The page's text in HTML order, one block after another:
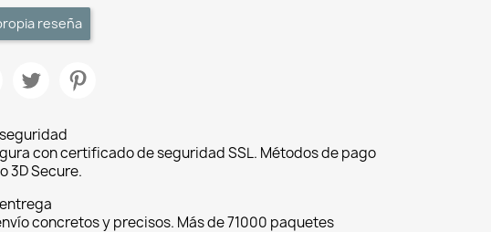
reseña
con certificado de seguridad SSL. Métodos de pago
3D Secure.
concretos y precisos. Más de 71000 paquetes